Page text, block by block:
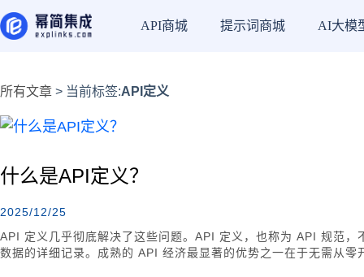
API商城 提示词商城 AI大模
所有文章 > 当前标签:API定义
什么是API定义？
2025/12/25
API 定义几乎彻底解决了这些问题。API 定义，也称为 API 规范
数据的详细记录。成熟的 API 经济最显著的优势之一在于无需从